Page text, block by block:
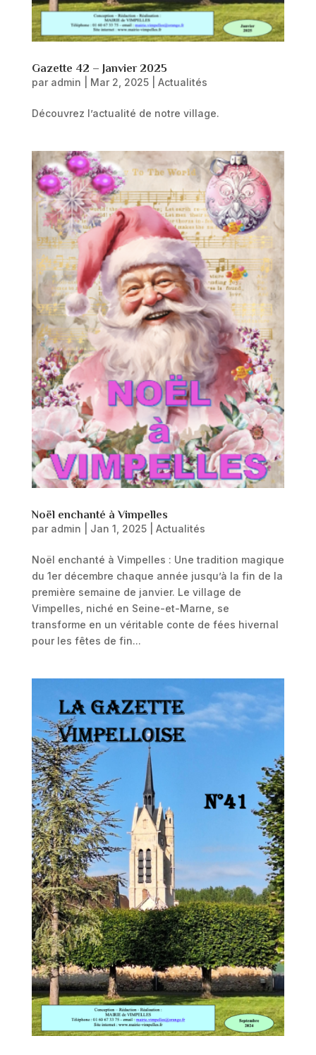
Gazette 42 – Janvier 2025
par admin Mar 2, 2025| Actualités
Découvrez l’actualité de notre village.
Noël enchanté à Vimpelles
par admin Jan 1, 2025| Actualités
Noël enchanté à Vimpelles : Une tradition magique
du 1er décembre chaque année jusqu’à la fin de la
première semaine de janvier. Le village de
Vimpelles, niché en Seine-et-Marne, se
transforme en un véritable conte de fées hivernal
pour les fêtes de fin...